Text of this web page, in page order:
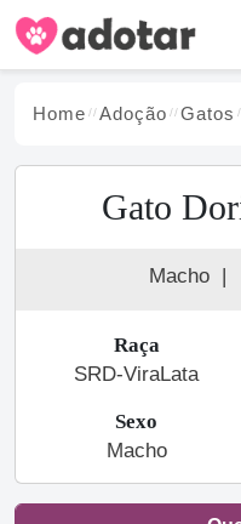
Home Adoção Gatos
Gato
Macho |
Raça
SRD-ViraLata
Sexo
Macho